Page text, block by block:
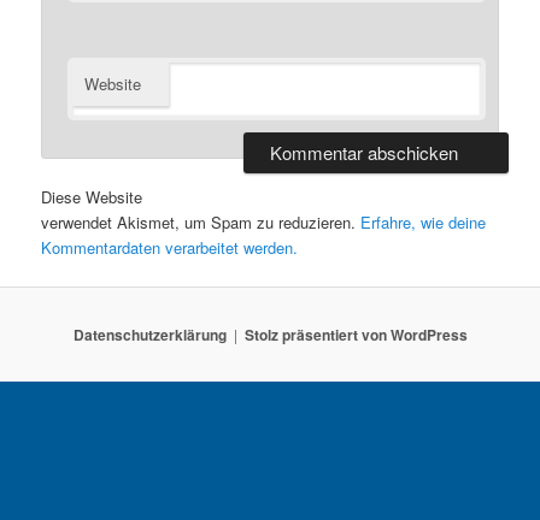
Website
Diese Website
verwendet Akismet, um Spam zu reduzieren. Erfahre, wie deine
Kommentardaten verarbeitet werden.
Datenschutzerklärung Stolz präsentiert von WordPress